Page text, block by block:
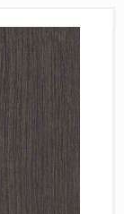
31 класс
33 класс
Дуб светлый